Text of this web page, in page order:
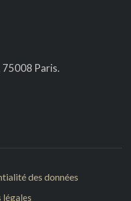
Paris.
des données
légales